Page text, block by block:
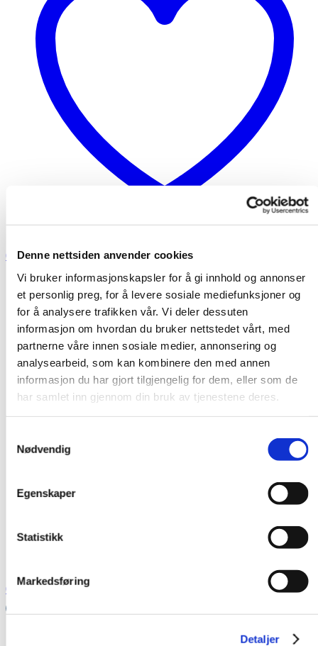
Denne nettsiden anvender cookies
Vi bruker informasjonskapsler for å gi innhold og annonser
et personlig preg, for å levere sosiale mediefunksjoner og
for å analysere trafikken vår. Vi deler dessuten
informasjon om hvordan du bruker nettstedet vårt, med
partnerne våre innen sosiale medier, annonsering og
analysearbeid, som kan kombinere den med annen
informasjon du har gjort tilgjengelig for dem, eller som de
har samlet inn gjennom din bruk av tjenestene deres.
Nødvendig
Egenskaper
Statistikk
Markedsføring
Detaljer
0
0